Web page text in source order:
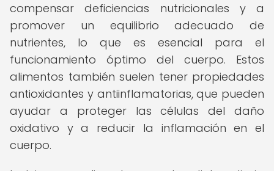
compensar deficiencias nutricionales y a
promover un equilibrio adecuado de
nutrientes, lo que es esencial para el
funcionamiento óptimo del cuerpo. Estos
alimentos también suelen tener propiedades
antioxidantes y antiinflamatorias, que pueden
ayudar a proteger las células del daño
oxidativo y a reducir la inflamación en el
cuerpo.